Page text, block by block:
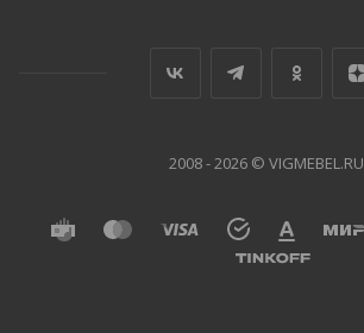
2008 - 2026 © VIGMEBEL.RU